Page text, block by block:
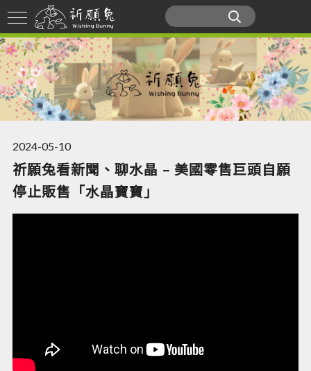
2024-05-10
祈願兔看新聞、聊水晶 – 美國零售巨頭自願
停止販售「水晶寶寶」